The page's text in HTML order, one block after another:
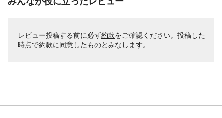
レビュー投稿する前に必ず約款をご確認ください。投稿した
時点で約款に同意したものとみなします。